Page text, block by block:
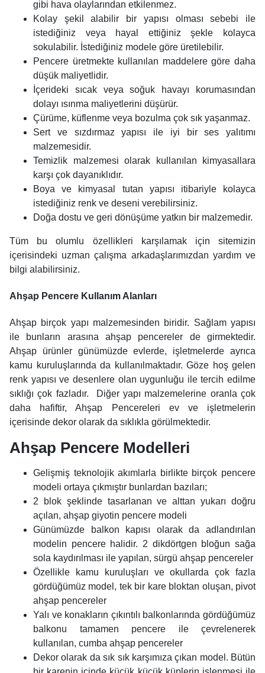
gibi hava olaylarından etkilenmez.
Kolay şekil alabilir bir yapısı olması sebebi ile
istediğiniz veya hayal ettiğiniz şekle kolayca
sokulabilir. İstediğiniz modele göre üretilebilir.
Pencere üretmekte kullanılan maddelere göre daha
düşük maliyetlidir.
İçerideki sıcak veya soğuk havayı korumasından
dolayı ısınma maliyetlerini düşürür.
Çürüme, küflenme veya bozulma çok sık yaşanmaz.
Sert ve sızdırmaz yapısı ile iyi bir ses yalıtımı
malzemesidir.
Temizlik malzemesi olarak kullanılan kimyasallara
karşı çok dayanıklıdır.
Boya ve kimyasal tutan yapısı itibariyle kolayca
istediğiniz renk ve deseni verebilirsiniz.
Doğa dostu ve geri dönüşüme yatkın bir malzemedir.
Tüm bu olumlu özellikleri karşılamak için sitemizin
içerisindeki uzman çalışma arkadaşlarımızdan yardım ve
bilgi alabilirsiniz.
Ahşap Pencere Kullanım Alanları
Ahşap birçok yapı malzemesinden biridir. Sağlam yapısı
ile bunların arasına ahşap pencereler de girmektedir.
Ahşap ürünler günümüzde evlerde, işletmelerde ayrıca
kamu kuruluşlarında da kullanılmaktadır. Göze hoş gelen
renk yapısı ve desenlere olan uygunluğu ile tercih edilme
sıklığı çok fazladır. Diğer yapı malzemelerine oranla çok
daha hafiftir, Ahşap Pencereleri ev ve işletmelerin
içerisinde dekor olarak da sıklıkla görülmektedir.
Ahşap Pencere Modelleri
Gelişmiş teknolojik akımlarla birlikte birçok pencere
modeli ortaya çıkmıştır bunlardan bazıları;
2 blok şeklinde tasarlanan ve alttan yukarı doğru
açılan, ahşap giyotin pencere modeli
Günümüzde balkon kapısı olarak da adlandırılan
modelin pencere halidir. 2 dikdörtgen bloğun sağa
sola kaydırılması ile yapılan, sürgü ahşap pencereler
Özellikle kamu kuruluşları ve okullarda çok fazla
gördüğümüz model, tek bir kare bloktan oluşan, pivot
ahşap pencereler
Yalı ve konakların çıkıntılı balkonlarında gördüğümüz
balkonu tamamen pencere ile çevrelenerek
kullanılan, cumba ahşap pencereler
Dekor olarak da sık sık karşımıza çıkan model. Bütün